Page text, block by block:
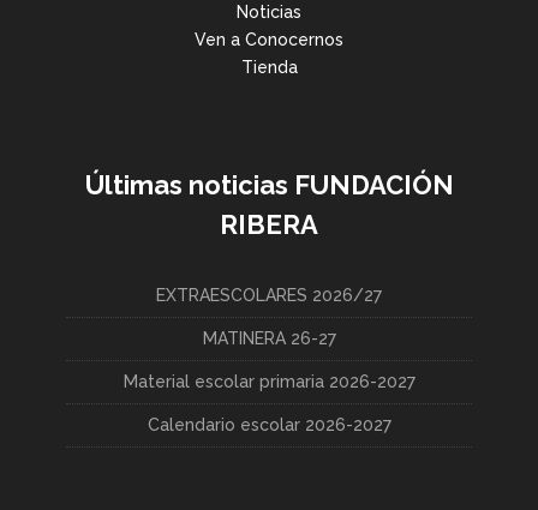
Noticias
Ven a Conocernos
Tienda
Últimas noticias FUNDACIÓN
RIBERA
EXTRAESCOLARES 2026/27
MATINERA 26-27
Material escolar primaria 2026-2027
Calendario escolar 2026-2027